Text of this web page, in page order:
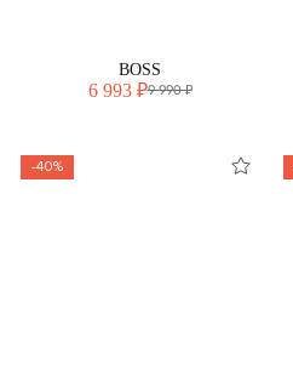
BOSS
6 993 ₽9 990 ₽
-40%